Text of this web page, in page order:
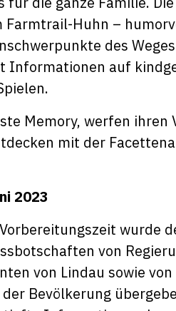
Farmtrail-Huhn –
des
Informationen auf
Memory, werfen
mit der
2023
wurde
von
von Lindau sowie
Bevölkerung